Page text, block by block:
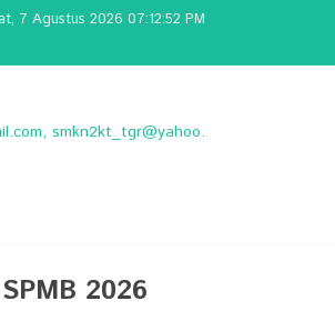
7 Agustus 2026 07:12:53 PM
smkn2kt_tgr@yahoo.
2026